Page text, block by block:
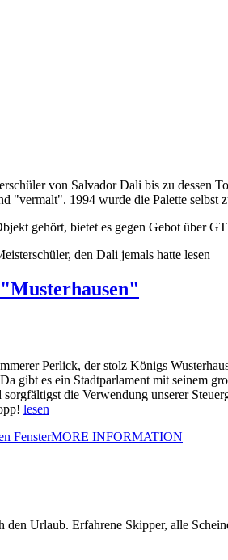
von Salvador Dali bis zu dessen
"vermalt". 1994 wurde die Palette
gehört, bietet es gegen Gebot über
den Dali jemals hatte lesen
Perlick, der stolz Königs
gibt es ein Stadtparlament mit seinem
die Verwendung unserer
lesen
MORE INFORMATION
den Urlaub. Erfahrene Skipper, alle